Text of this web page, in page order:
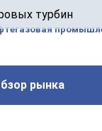
турбин
паровых
рынка